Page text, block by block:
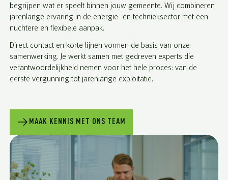
begrijpen wat er speelt binnen jouw gemeente. Wij combineren
jarenlange ervaring in de energie- en technieksector met een
nuchtere en flexibele aanpak.
Direct contact en korte lijnen vormen de basis van onze
samenwerking. Je werkt samen met gedreven experts die
verantwoordelijkheid nemen voor het hele proces: van de
eerste vergunning tot jarenlange exploitatie.
MAAK KENNIS MET ONS TEAM